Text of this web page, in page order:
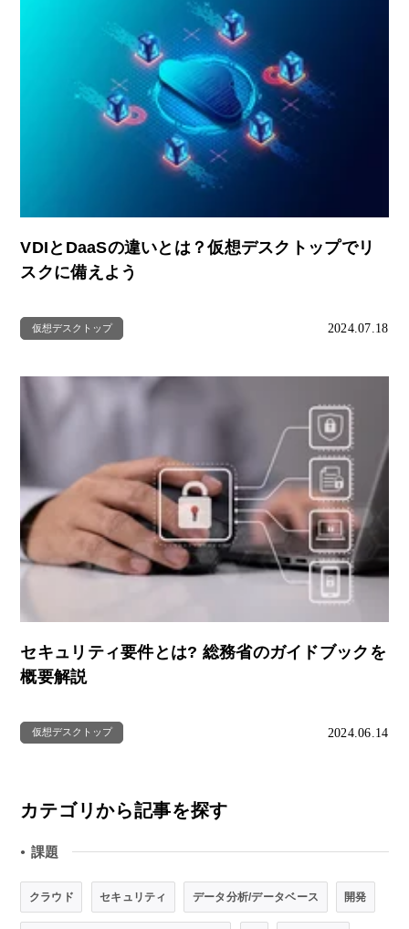
VDIとDaaSの違いとは？仮想デスクトップでリ
スクに備えよう
仮想デスクトップ 2024.07.18
セキュリティ要件とは? 総務省のガイドブックを
概要解説
仮想デスクトップ 2024.06.14
カテゴリから記事を探す
● 課題
クラウド セキュリティ データ分析/データベース 開発